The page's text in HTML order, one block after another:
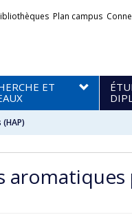
Plan campus
ET
aromatiques